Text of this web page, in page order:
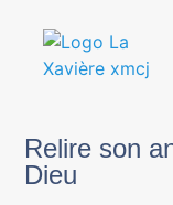
Relire son
Dieu